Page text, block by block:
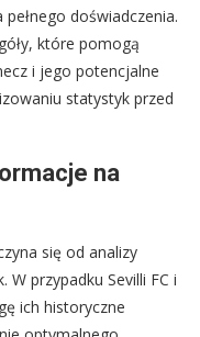
doświadczenia.
które pomogą
i jego potencjalne
statystyk przed
na
się od analizy
przypadku Sevilli FC i
ich historyczne